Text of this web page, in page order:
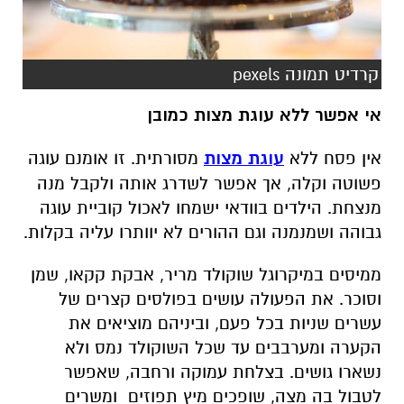
קרדיט תמונה pexels
אי אפשר ללא עוגת מצות כמובן
אין פסח ללא עוגת מצות מסורתית. זו אומנם עוגה
פשוטה וקלה, אך אפשר לשדרג אותה ולקבל מנה
מנצחת. הילדים בוודאי ישמחו לאכול קוביית עוגה
גבוהה ושמנמנה וגם ההורים לא יוותרו עליה בקלות.
ממיסים במיקרוגל שוקולד מריר, אבקת קקאו, שמן
וסוכר. את הפעולה עושים בפולסים קצרים של
עשרים שניות בכל פעם, וביניהם מוציאים את
הקערה ומערבבים עד שכל השוקולד נמס ולא
נשארו גושים. בצלחת עמוקה ורחבה, שאפשר
לטבול בה מצה, שופכים מיץ תפוזים ומשרים